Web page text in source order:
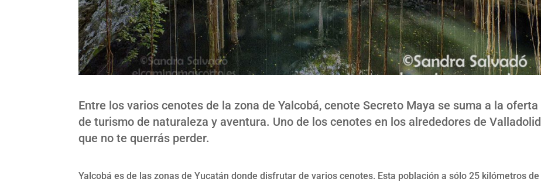
Entre los varios cenotes de la zona de Yalcobá, cenote Secreto Maya se suma a la oferta
de turismo de naturaleza y aventura. Uno de los cenotes en los alrededores de Valladolid
que no te querrás perder.
Yalcobá es de las zonas de Yucatán donde disfrutar de varios cenotes. Esta población a sólo 25 kilómetros de